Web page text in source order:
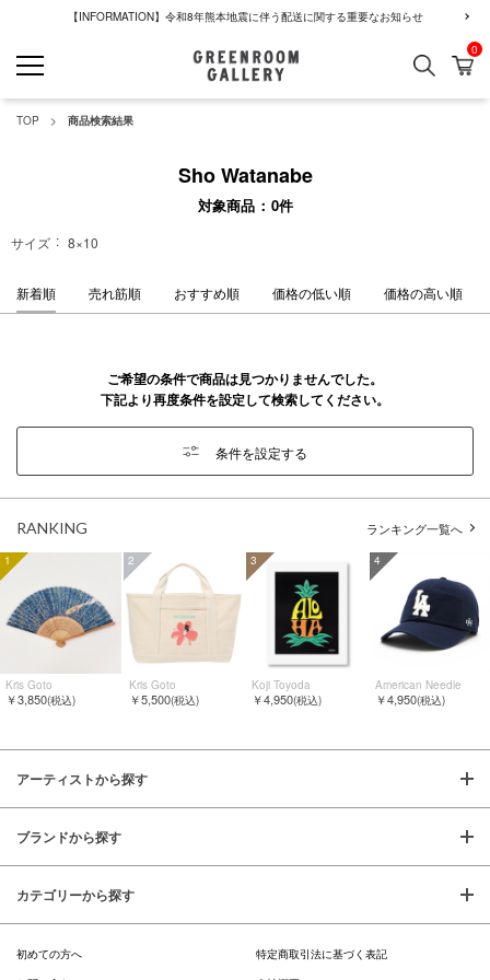
【INFORMATION】令和8年熊本地震に伴う配送に関する重要なお知らせ
検索 カ
0
TOP 商品検索結果
Sho Watanabe
対象商品 0件
サイズ 8×10
新着順 売れ筋順 おすすめ順 価格の低い順 価格の高い順
ご希望の条件で商品は見つかりませんでした。
下記より再度条件を設定して検索してください。
条件を設定する
RANKING ランキング一覧へ
1
Kris Goto
￥3,850(税込)
2
Kris Goto
￥5,500(税込)
3
Koji Toyoda
￥4,950(税込)
4
American Needle
￥4,950(税込)
アーティストから探す
ブランドから探す
カテゴリーから探す
初めての方へ
特定商取引法に基づく表記